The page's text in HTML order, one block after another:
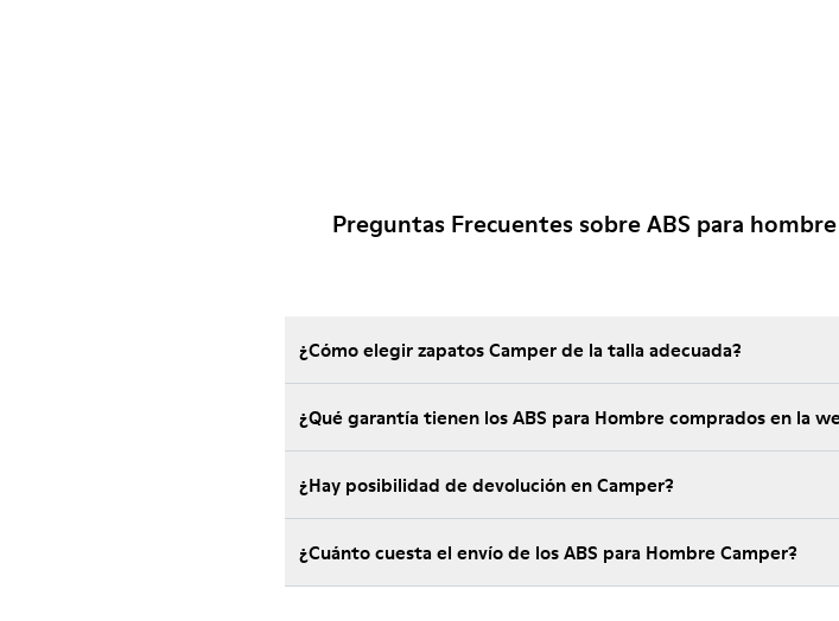
Preguntas Frecuentes sobre ABS para hombre
¿Cómo elegir zapatos Camper de la talla adecuada?
¿Qué garantía tienen los ABS para Hombre comprados en la
¿Hay posibilidad de devolución en Camper?
¿Cuánto cuesta el envío de los ABS para Hombre Camper?